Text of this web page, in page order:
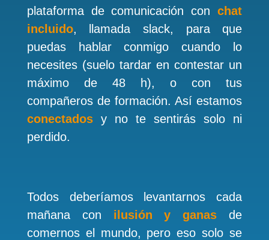
plataforma de comunicación conchat
incluido, llamada slack, para que
puedas hablar conmigo cuando lo
necesites (suelo tardar en contestar un
máximo de 48 h), o con tus
compañeros de formación. Así estamos
conectados
y no te sentirás solo ni
perdido.
Todos deberíamos levantarnos cada
mañana con ilusión y ganas de
comernos el mundo, pero eso solo se